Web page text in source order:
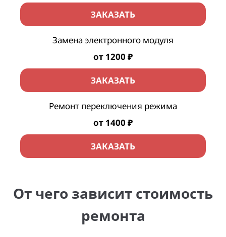
ЗАКАЗАТЬ
Замена электронного модуля
от 1200 ₽
ЗАКАЗАТЬ
Ремонт переключения режима
от 1400 ₽
ЗАКАЗАТЬ
От чего зависит стоимость
ремонта